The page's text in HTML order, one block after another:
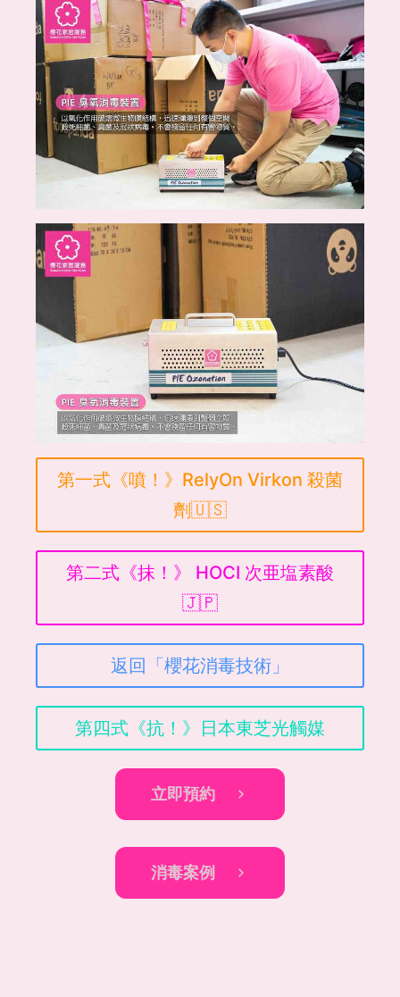
第一式《噴！》RelyOn Virkon 殺菌
劑🇺🇸
第二式《抹！》 HOCI 次亜塩素酸
🇯🇵
返回「櫻花消毒技術」
第四式《抗！》日本東芝光觸媒
立即預約
消毒案例